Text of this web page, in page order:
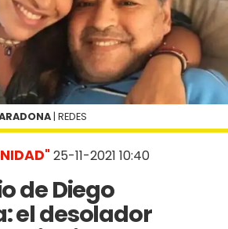
25-11-2021 10:40
de Diego
el desolador
| REDES